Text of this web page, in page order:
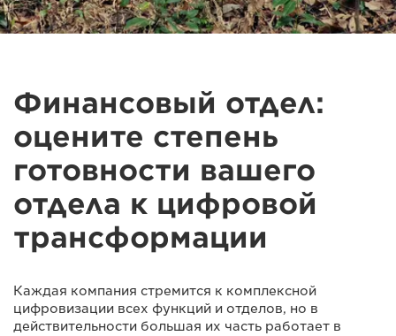
Финансовый отдел:
оцените степень
готовности вашего
отдела к цифровой
трансформации
Каждая компания стремится к комплексной
цифровизации всех функций и отделов, но в
действительности большая их часть работает в